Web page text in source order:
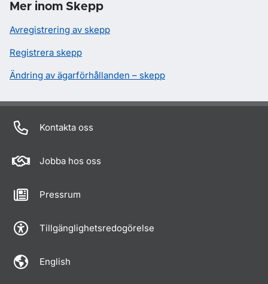
Mer inom Skepp
Avregistrering av skepp
Registrera skepp
Ändring av ägarförhållanden – skepp
Kontakta oss
Jobba hos oss
Pressrum
Tillgänglighetsredogörelse
English